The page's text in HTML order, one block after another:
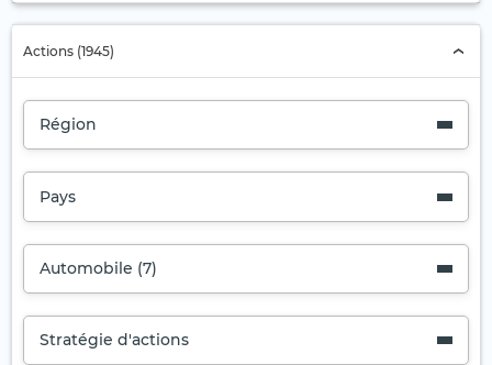
Actions (1945)
Région
Pays
Automobile (7)
Stratégie d'actions